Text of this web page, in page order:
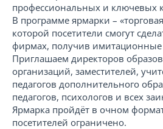
профессиональных и ключевых
В программе ярмарки –
которой посетители смогут
фирмах, получив имитационные
Приглашаем директоров
организаций, заместителей,
педагогов дополнительного
педагогов, психологов и всех
Ярмарка пройдёт в очном
посетителей ограничено.